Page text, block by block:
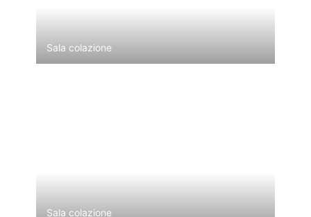
Sala colazione
Sala colazione